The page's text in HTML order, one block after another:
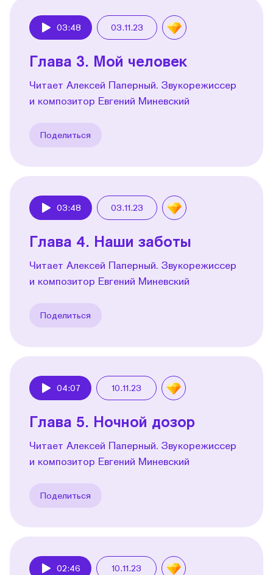
03:48 03.11.23
Глава 3. Мой человек
Читает Алексей Паперный. Звукорежиссер
и композитор Евгений Миневский
Поделиться
03:48 03.11.23
Глава 4. Наши заботы
Читает Алексей Паперный. Звукорежиссер
и композитор Евгений Миневский
Поделиться
04:07 10.11.23
Глава 5. Ночной дозор
Читает Алексей Паперный. Звукорежиссер
и композитор Евгений Миневский
Поделиться
02:46 10.11.23